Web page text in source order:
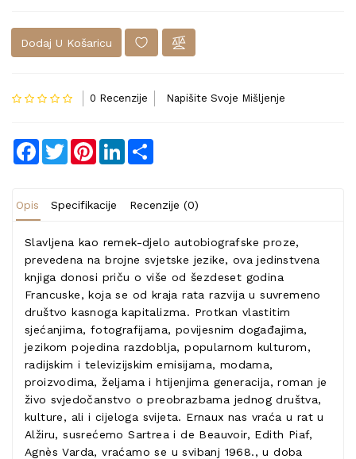
Dodaj U Košaricu
0 Recenzije Napišite Svoje Mišljenje
Facebook
TwitterPinterestLinkedIn
Opis Specifikacije Recenzije (0)
Slavljena kao remek-djelo autobiografske proze,
prevedena na brojne svjetske jezike, ova jedinstvena
knjiga donosi priču o više od šezdeset godina
Francuske, koja se od kraja rata razvija u suvremeno
društvo kasnoga kapitalizma. Protkan vlastitim
sjećanjima, fotografijama, povijesnim događajima,
jezikom pojedina razdoblja, popularnom kulturom,
radijskim i televizijskim emisijama, modama,
proizvodima, željama i htijenjima generacija, roman je
živo svjedočanstvo o preobrazbama jednog društva,
kulture, ali i cijeloga svijeta. Ernaux nas vraća u rat u
Alžiru, susrećemo Sartrea i de Beauvoir, Edith Piaf,
Agnès Varda, vraćamo se u svibanj 1968., u doba